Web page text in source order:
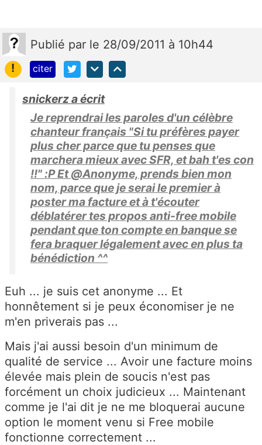
Publié par le 28/09/2011 à 10h44
!
citer
snickerz a écrit
Je reprendrai les paroles d'un célèbre
chanteur français "Si tu préfères payer
plus cher parce que tu penses que
marchera mieux avec SFR, et bah t'es con
!!" :P Et @Anonyme, prends bien mon
nom, parce que je serai le premier à
poster ma facture et à t'écouter
déblatérer tes propos anti-free mobile
pendant que ton compte en banque se
fera braquer légalement avec en plus ta
bénédiction ^^
Euh ... je suis cet anonyme ... Et
honnêtement si je peux économiser je ne
m'en priverais pas ...
Mais j'ai aussi besoin d'un minimum de
qualité de service ... Avoir une facture moins
élevée mais plein de soucis n'est pas
forcément un choix judicieux ... Maintenant
comme je l'ai dit je ne me bloquerai aucune
option le moment venu si Free mobile
fonctionne correctement ...